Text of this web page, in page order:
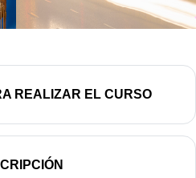
REALIZAR EL CURSOURL